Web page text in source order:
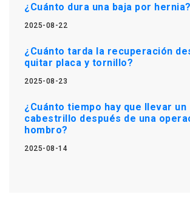
¿Cuánto dura una baja por hernia?
2025-08-22
¿Cuánto tarda la recuperación
quitar placa y tornillo?
2025-08-23
¿Cuánto tiempo hay que llevar un
cabestrillo después de una
hombro?
2025-08-14